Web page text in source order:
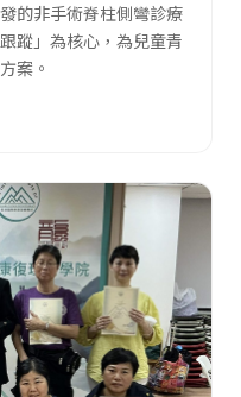
的非手術脊柱側彎診療
」為核心，為兒童青
案。